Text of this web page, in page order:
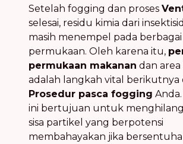
Setelah fogging dan proses
selesai, residu kimia dari
masih menempel pada berbagai
permukaan. Oleh karena itu,
permukaan makanan dan
adalah langkah vital berikutnya
Prosedur pasca fogging
ini bertujuan untuk
sisa partikel yang berpotensi
membahayakan jika